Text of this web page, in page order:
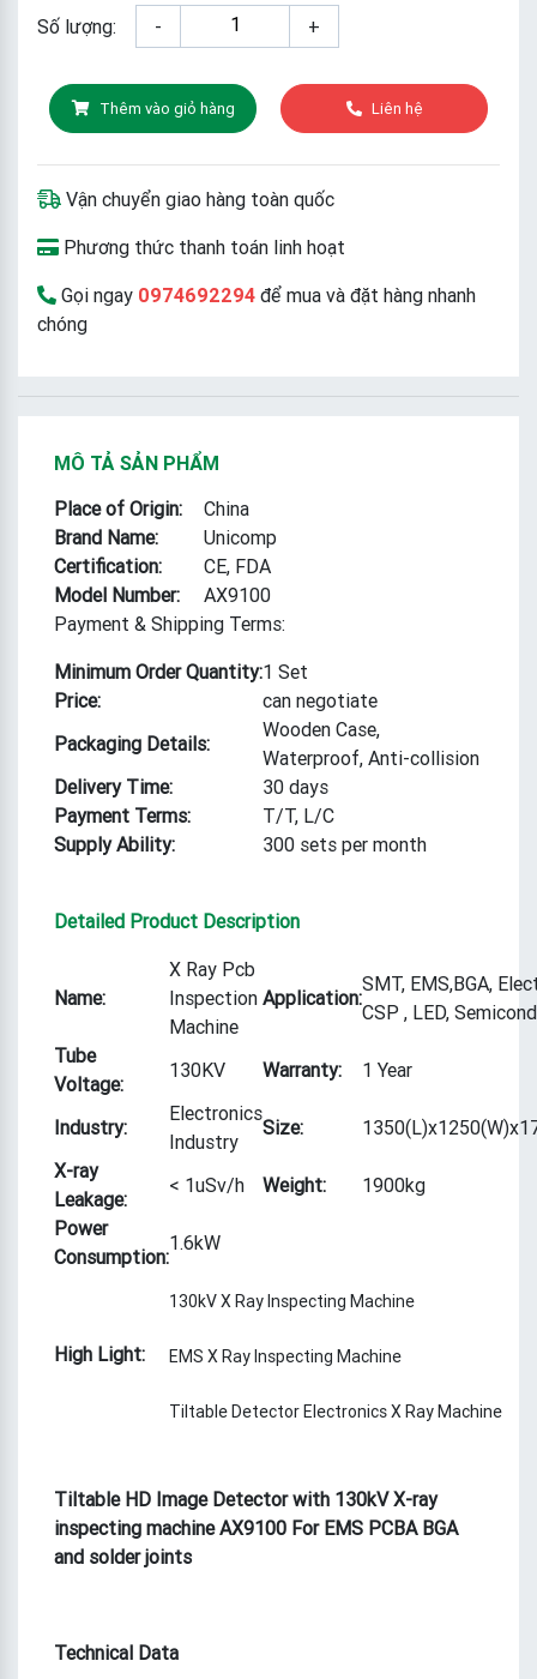
Số lượng: - +
Thêm vào giỏ hàng Liên hệ
Vận chuyển giao hàng toàn quốc
Phương thức thanh toán linh hoạt
Gọi ngay 0974692294 để mua và đặt hàng nhanh
chóng
MÔ TẢ SẢN PHẨM
Place of Origin:
China
Brand Name:
Unicomp
Certification:
CE, FDA
Model Number:
AX9100
Payment & Shipping Terms:
Minimum Order Quantity:1 Set
Price:
can negotiate
Packaging Details:
Wooden Case,
Waterproof, Anti-collision
Delivery Time:
30 days
Payment Terms:
T/T, L/C
Supply Ability:
300 sets per month
Detailed Product Description
Name:
X Ray Pcb
Inspection
Machine
Application:
SMT, EMS,BGA,
CSP , LED,
Tube
Voltage:
130KV Warranty: 1 Year
Industry:
Electronics
Industry
Size:
X-ray
Leakage:
< 1uSv/h Weight:
1900kg
Power
Consumption:
1.6kW
High Light:
130kV X Ray Inspecting Machine
EMS X Ray Inspecting Machine
Tiltable Detector Electronics X Ray Machine
Tiltable HD Image Detector with 130kV X-ray
inspecting machine AX9100 For EMS PCBA BGA
and solder joints
Technical Data